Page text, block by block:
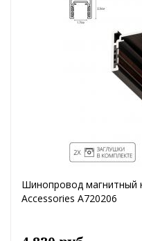
Шинопровод магнитный
Accessories A720206